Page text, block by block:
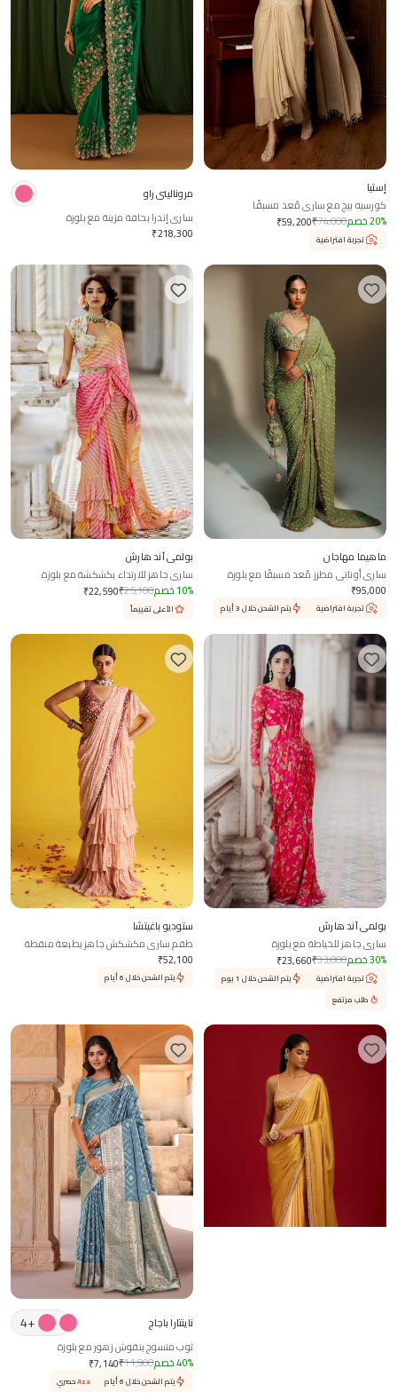
إستيا
كورسيه بيج مع ساري مُعد مسبقًا
₹59,200₹74,000 20% خصم
تجربة افتراضية
مروناليني راو
ساري إندرا بحافة مزينة مع بلوزة
₹218,300
ماهيما مهاجان
ساري أوناتي مطرز مُعد مسبقًا مع بلوزة
₹95,000
تجربة افتراضية يتم الشحن خلال 3 أيام
بولمي آند هارش
ساري جاهز للارتداء بكشكشة مع بلوزة
₹22,590₹25,100 10% خصم
الأعلى تقييماً
بولمي آند هارش
ساري جاهز للخياطة مع بلوزة
₹23,660₹33,800 30% خصم
تجربة افتراضية
يتم الشحن خلال 1 يوم
طلب مرتفع
ستوديو باغيتشا
طقم ساري مكشكش جاهز بطبعة منقطة
₹52,100
يتم الشحن خلال 6 أيام
ناينتارا باجاج +
4
ثوب منسوج بنقوش زهور مع بلوزة
₹7,140₹11,900 40% خصم
يتم الشحن خلال 6 أيام Azaحصري